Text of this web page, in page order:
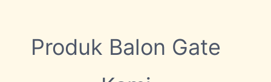
Produk Balon Gate